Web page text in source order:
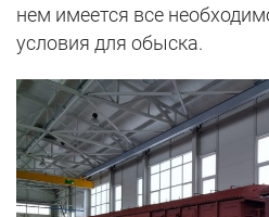
нем имеется все
условия для обыска.